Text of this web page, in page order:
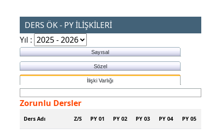
DERS ÖK - PY İLİŞKİLERİ
Yıl :
Sayısal
Sözel
İlişki Varlığı
Zorunlu Dersler
Ders Adı Z/S PY 01 PY 02 PY 03 PY 04 PY 05